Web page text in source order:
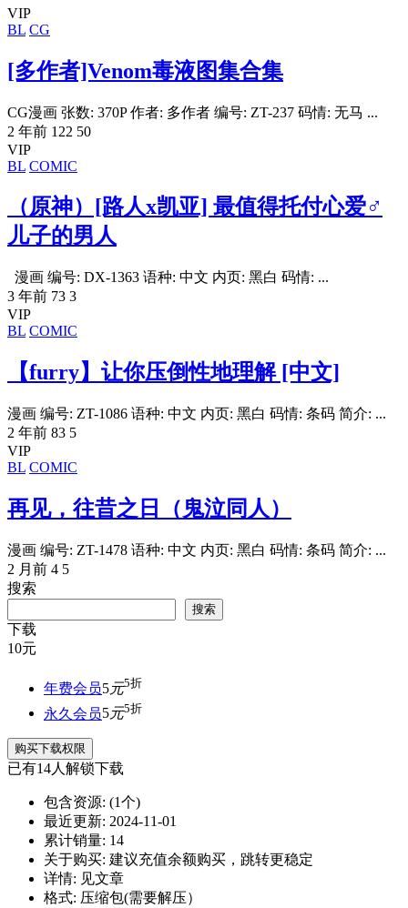
VIP
BL CG
[多作者]Venom毒液图集合集
CG漫画 张数: 370P 作者: 多作者 编号: ZT-237 码情: 无马 ...
2 年前 122 50
VIP
BL COMIC
（原神）[路人x凯亚] 最值得托付心爱♂
儿子的男人
漫画 编号: DX-1363 语种: 中文 内页: 黑白 码情: ...
3 年前 73 3
VIP
BL COMIC
【furry】让你压倒性地理解 [中文]
漫画 编号: ZT-1086 语种: 中文 内页: 黑白 码情: 条码 简介: ...
2 年前 83 5
VIP
BL COMIC
再见，往昔之日（鬼泣同人）
漫画 编号: ZT-1478 语种: 中文 内页: 黑白 码情: 条码 简介: ...
2 月前 4 5
搜索
搜索
下载
10元
年费会员5元5折
永久会员5元5折
购买下载权限
已有14人解锁下载
包含资源: (1个)
最近更新: 2024-11-01
累计销量: 14
关于购买: 建议充值余额购买，跳转更稳定
详情: 见文章
格式: 压缩包(需要解压）